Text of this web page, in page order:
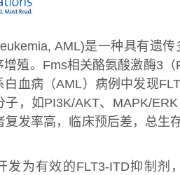
AML)是一种具有遗
殖。Fms相关酪氨酸激酶3
血病（AML）病例中发现
，如PI3K/AKT、MAPK/
发率高，临床预后差，总生
为有效的FLT3-ITD抑制剂